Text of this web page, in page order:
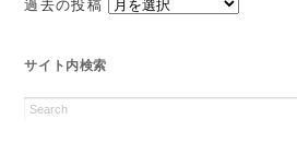
過去の投稿
サイト内検索